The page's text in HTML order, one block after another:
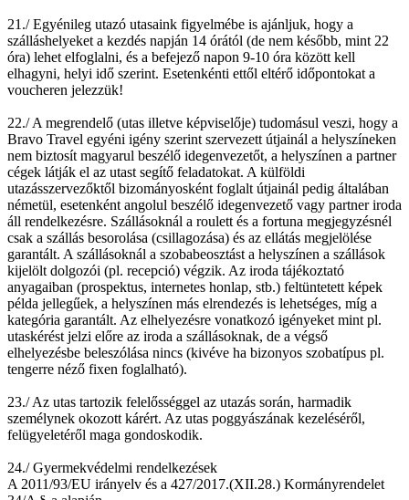
21./ Egyénileg utazó utasaink figyelmébe is ajánljuk, hogy a
szálláshelyeket a kezdés napján 14 órától (de nem később, mint 22
óra) lehet elfoglalni, és a befejező napon 9-10 óra között kell
elhagyni, helyi idő szerint. Esetenkénti ettől eltérő időpontokat a
voucheren jelezzük!
22./ A megrendelő (utas illetve képviselője) tudomásul veszi, hogy a
Bravo Travel egyéni igény szerint szervezett útjainál a helyszíneken
nem biztosít magyarul beszélő idegenvezetőt, a helyszínen a partner
cégek látják el az utast segítő feladatokat. A külföldi
utazásszervezőktől bizományosként foglalt útjainál pedig általában
németül, esetenként angolul beszélő idegenvezető vagy partner iroda
áll rendelkezésre. Szállásoknál a roulett és a fortuna megjegyzésnél
csak a szállás besorolása (csillagozása) és az ellátás megjelölése
garantált. A szállásoknál a szobabeosztást a helyszínen a szállások
kijelölt dolgozói (pl. recepció) végzik. Az iroda tájékoztató
anyagaiban (prospektus, internetes honlap, stb.) feltüntetett képek
példa jellegűek, a helyszínen más elrendezés is lehetséges, míg a
kategória garantált. Az elhelyezésre vonatkozó igényeket mint pl.
utaskérést jelzi előre az iroda a szállásoknak, de a végső
elhelyezésbe beleszólása nincs (kivéve ha bizonyos szobatípus pl.
tengerre néző fixen foglalható).
23./ Az utas tartozik felelősséggel az utazás során, harmadik
személynek okozott kárért. Az utas poggyászának kezeléséről,
felügyeletéről maga gondoskodik.
24./ Gyermekvédelmi rendelkezések
A 2011/93/EU irányelv és a 427/2017.(XII.28.) Kormányrendelet